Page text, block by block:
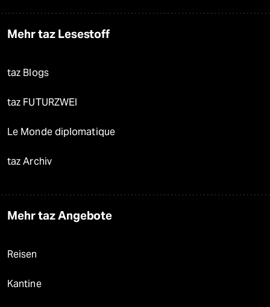
Mehr taz Lesestoff
taz Blogs
taz FUTURZWEI
Le Monde diplomatique
taz Archiv
Mehr taz Angebote
Reisen
Kantine